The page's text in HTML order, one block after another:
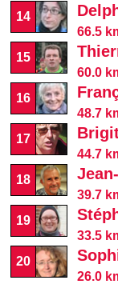
14
66.5
15
60.0
16
48.7
17
44.7
18
39.7
19
33.5
20
26.0